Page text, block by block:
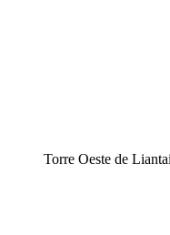
Torre Oeste de